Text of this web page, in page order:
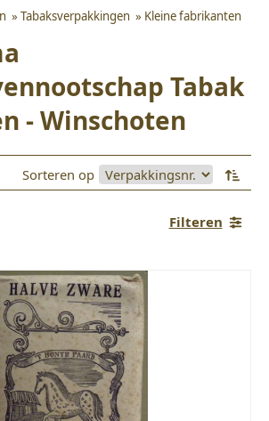
» Tabaksverpakkingen » Kleine fabrikanten
Tabak
- Winschoten
Sorteren op
Filteren